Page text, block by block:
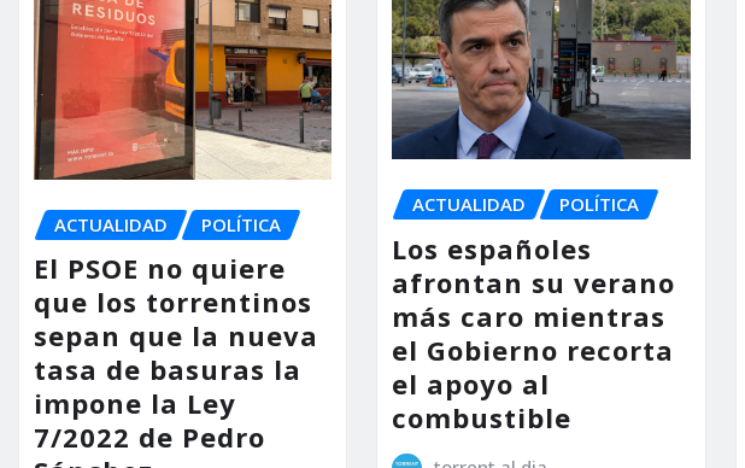
ACTUALIDAD POLÍTICA
El PSOE no quiere
que los torrentinos
sepan que la nueva
tasa de basuras la
impone la Ley
7/2022 de Pedro
ACTUALIDAD POLÍTICA
Los españoles
afrontan su verano
más caro mientras
el Gobierno recorta
el apoyo al
combustible